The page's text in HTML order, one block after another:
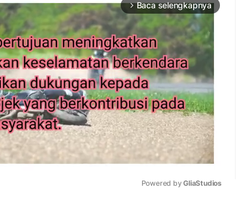
arrow_forward_ios Baca selengkapnya
Powered by GliaStudios